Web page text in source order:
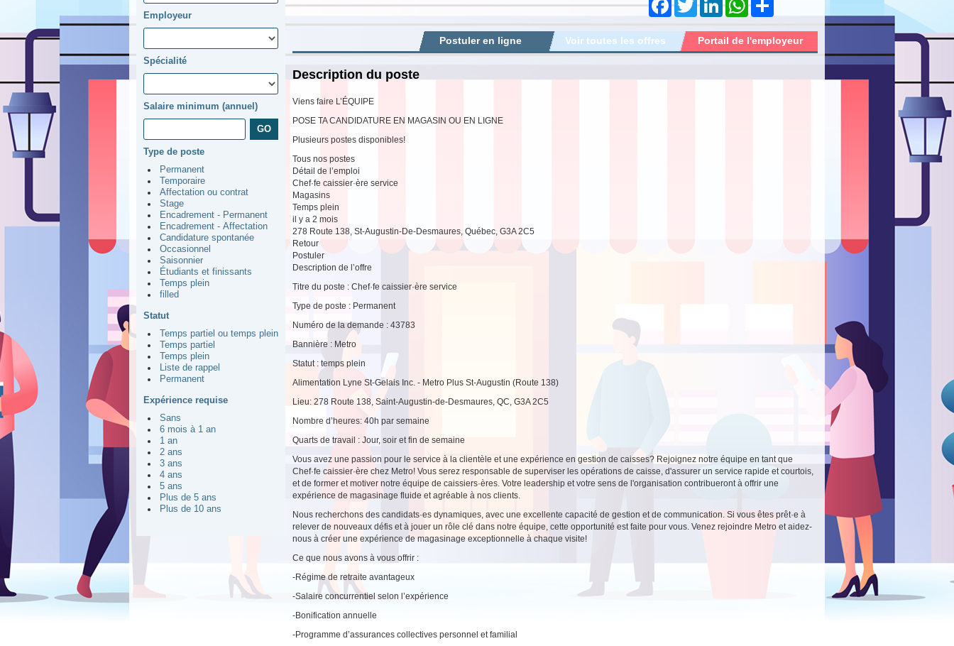
Employeur
Spécialité
Salaire minimum (annuel)
Type de poste
Permanent
Temporaire
Affectation ou contrat
Stage
Encadrement - Permanent
Encadrement - Affectation
Candidature spontanée
Occasionnel
Saisonnier
Étudiants et finissants
Temps plein
filled
Statut
Temps partiel ou temps plein
Temps partiel
Temps plein
Liste de rappel
Permanent
Expérience requise
Sans
6 mois à 1 an
1 an
2 ans
3 ans
4 ans
5 ans
Plus de 5 ans
Plus de 10 ans
Portail de l'employeur
Voir toutes les offres
Postuler en ligne
Description du poste
Viens faire L’ÉQUIPE
POSE TA CANDIDATURE EN MAGASIN OU EN LIGNE
Plusieurs postes disponibles!
Tous nos postes
Détail de l’emploi
Chef·fe caissier·ère service
Magasins
Temps plein
il y a 2 mois
278 Route 138, St-Augustin-De-Desmaures, Québec, G3A 2C5
Retour
Postuler
Description de l’offre
Titre du poste : Chef·fe caissier·ère service
Type de poste : Permanent
Numéro de la demande : 43783
Bannière : Metro
Statut : temps plein
Alimentation Lyne St-Gelais Inc. - Metro Plus St-Augustin (Route 138)
Lieu: 278 Route 138, Saint-Augustin-de-Desmaures, QC, G3A 2C5
Nombre d’heures: 40h par semaine
Quarts de travail : Jour, soir et fin de semaine
Vous avez une passion pour le service à la clientèle et une expérience en gestion de caisses? Rejoignez notre équipe en tant que
Chef·fe caissier·ère chez Metro! Vous serez responsable de superviser les opérations de caisse, d'assurer un service rapide et courtois,
et de former et motiver notre équipe de caissiers·ères. Votre leadership et votre sens de l'organisation contribueront à offrir une
expérience de magasinage fluide et agréable à nos clients.
Nous recherchons des candidats·es dynamiques, avec une excellente capacité de gestion et de communication. Si vous êtes prêt·e à
relever de nouveaux défis et à jouer un rôle clé dans notre équipe, cette opportunité est faite pour vous. Venez rejoindre Metro et aidez-
nous à créer une expérience de magasinage exceptionnelle à chaque visite!
Ce que nous avons à vous offrir :
-Régime de retraite avantageux
-Salaire concurrentiel selon l’expérience
-Bonification annuelle
-Programme d’assurances collectives personnel et familial